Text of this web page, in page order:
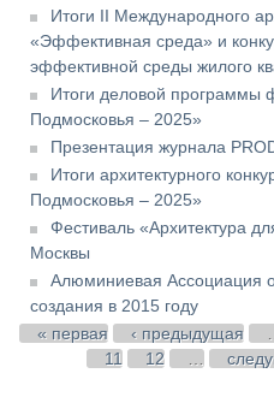
Итоги II Международного
«Эффективная среда» и
эффективной среды жилого
Итоги деловой программы
Подмосковья – 2025»
Презентация журнала
Итоги архитектурного
Подмосковья – 2025»
Фестиваль «Архитектура
Москвы
Алюминиевая Ассоциация
создания в 2015 году
Страницы
« первая ‹ предыдущая
11
12 …